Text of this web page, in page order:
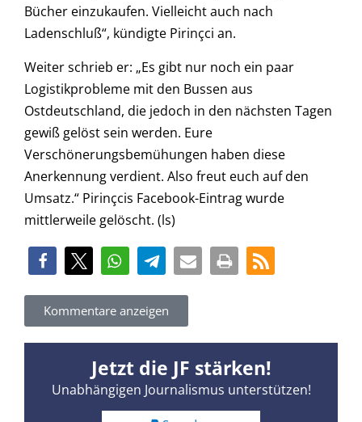
Bücher einzukaufen. Vielleicht auch nach
Ladenschluß“, kündigte Pirinçci an.
Weiter schrieb er: „Es gibt nur noch ein paar
Logistikprobleme mit den Bussen aus
Ostdeutschland, die jedoch in den nächsten Tagen
gewiß gelöst sein werden. Eure
Verschönerungsbemühungen haben diese
Anerkennung verdient. Also freut euch auf den
Umsatz.“ Pirinçcis Facebook-Eintrag wurde
mittlerweile gelöscht. (ls)
Kommentare anzeigen
Jetzt die JF stärken!
Unabhängigen Journalismus unterstützen!